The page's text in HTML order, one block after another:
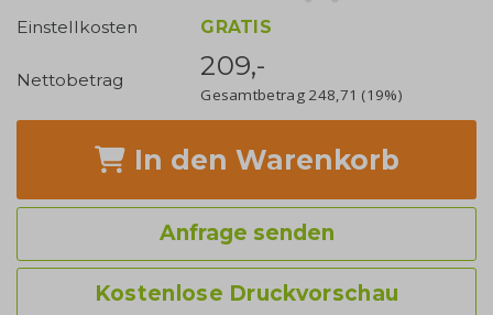
Einstellkosten
GRATIS
Nettobetrag 209,-
Gesamtbetrag 248,71 (19%)
In den Warenkorb
Anfrage senden
Kostenlose Druckvorschau